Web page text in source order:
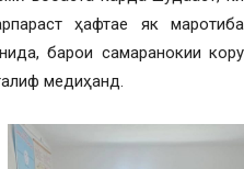
ҳафтае як маротиба
барои самаранокии кору
медиҳанд.